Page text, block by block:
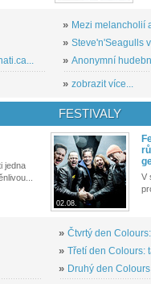
» Mezi melancholií
» Steve'n'Seagulls
» Anonymní
» zobrazit více...
jedna
FESTIVALY
02.08.
V
» Čtvrtý den
» Třetí den Colours:
» Druhý den